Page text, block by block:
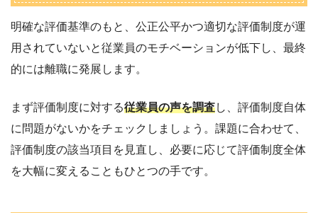
明確な評価基準のもと、公正公平かつ適切な評価制度が運
用されていないと従業員のモチベーションが低下し、最終
的には離職に発展します。
まず評価制度に対する従業員の声を調査し、評価制度自体
に問題がないかをチェックしましょう。課題に合わせて、
評価制度の該当項目を見直し、必要に応じて評価制度全体
を大幅に変えることもひとつの手です。